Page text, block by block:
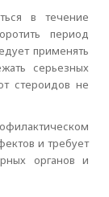
в течение
период
применять
серьезных
стероидов не
и требует
органов и